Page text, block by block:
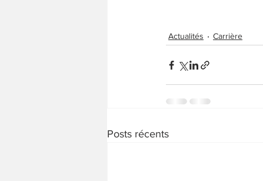
Actualités Carrière
Posts récents